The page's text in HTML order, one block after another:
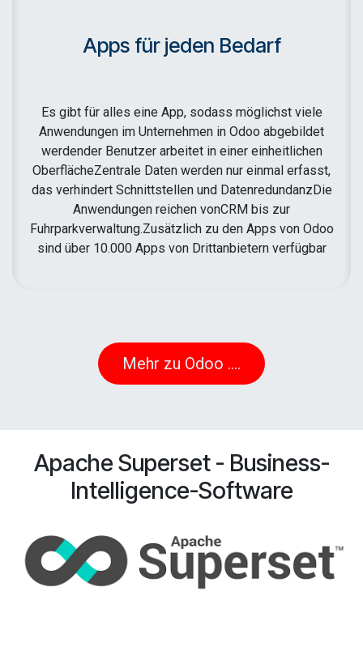
Apps für jeden Bedarf
Es gibt für alles eine App, sodass möglichst viele
Anwendungen im Unternehmen in Odoo abgebildet
werdender Benutzer arbeitet in einer einheitlichen
OberflächeZentrale Daten werden nur einmal erfasst,
das verhindert Schnittstellen und DatenredundanzDie
Anwendungen reichen vonCRM bis zur
Fuhrparkverwaltung.Zusätzlich zu den Apps von Odoo
sind über 10.000 Apps von Drittanbietern verfügbar
​​​​Mehr zu Odoo ....
Apache Superset - Business-
Intelligence-Software